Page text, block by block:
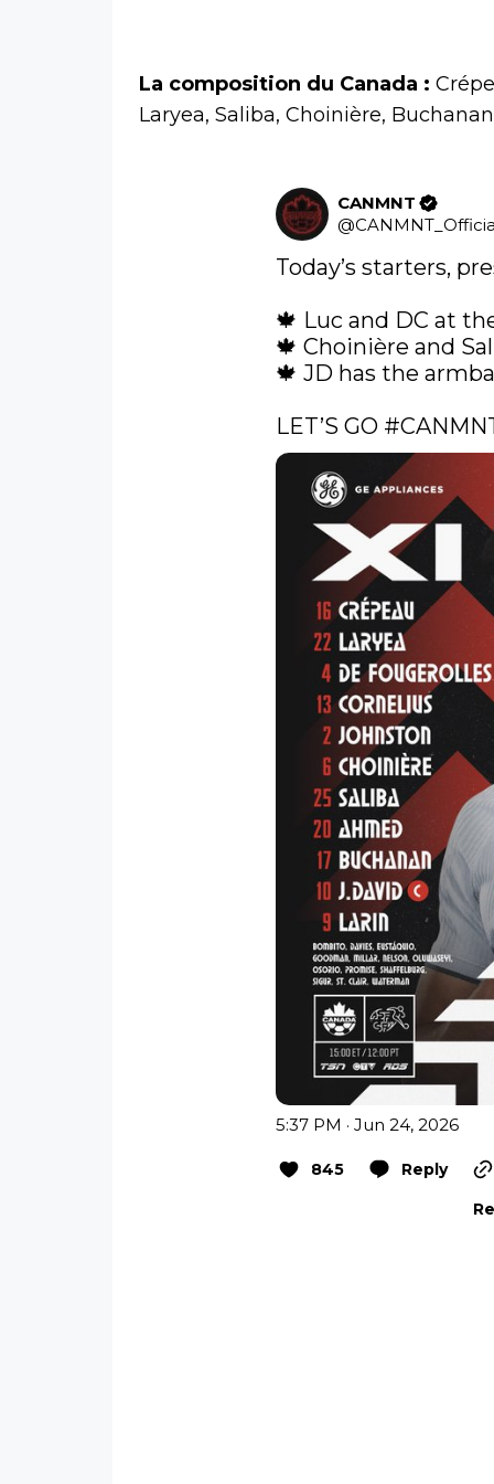
La composition du Canada :
Laryea, Saliba, Choinière,
CANMNT
@
Today’s starters,
🍁 Luc and DC at
🍁 Choinière and
🍁 JD has the
LET’S GO
5:37 PM · Jun 24, 2026
845
Reply